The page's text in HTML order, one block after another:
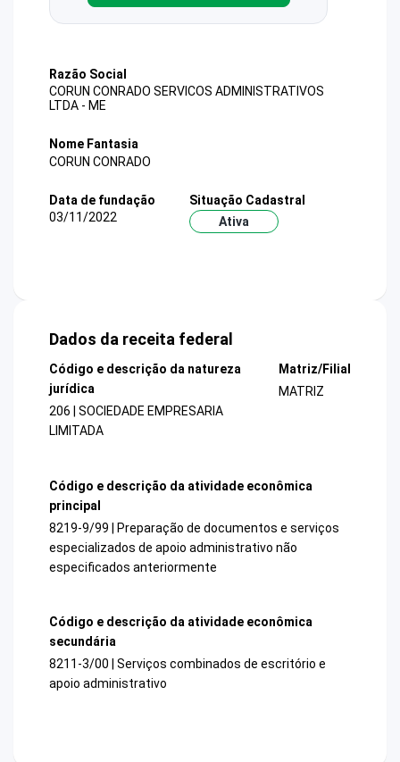
Razão Social
CORUN CONRADO SERVICOS ADMINISTRATIVOS
LTDA - ME
Nome Fantasia
CORUN CONRADO
Data de fundação
03/11/2022
Situação Cadastral
Ativa
Dados da receita federal
Código e descrição da natureza
jurídica
206 | SOCIEDADE EMPRESARIA
LIMITADA
Matriz/Filial
MATRIZ
Código e descrição da atividade econômica
principal
8219-9/99 | Preparação de documentos e serviços
especializados de apoio administrativo não
especificados anteriormente
Código e descrição da atividade econômica
secundária
8211-3/00 | Serviços combinados de escritório e
apoio administrativo